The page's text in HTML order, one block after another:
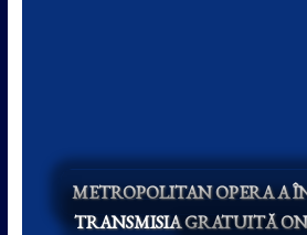
METROPOLITAN OPERA A
TRANSMISIA GRATUITĂ